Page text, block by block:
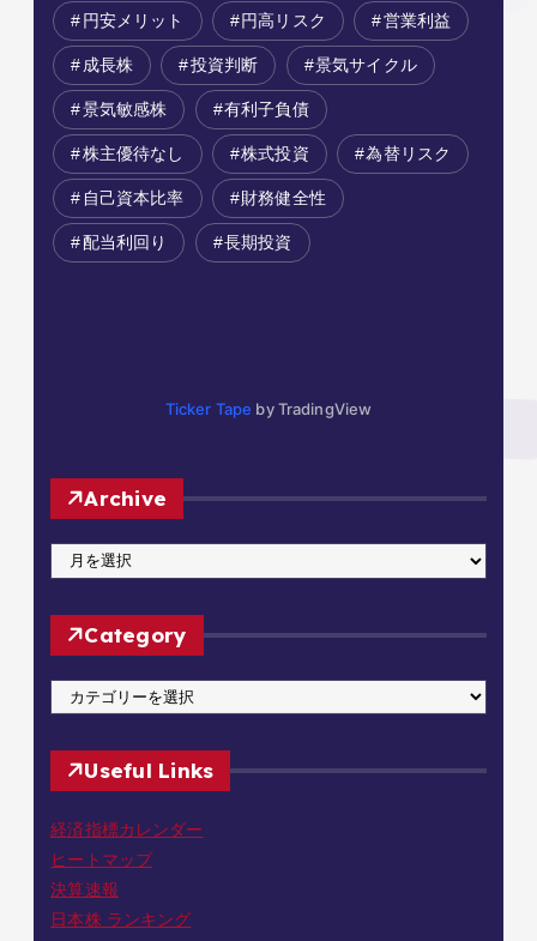
円安メリット 円高リスク 営業利益
成長株 投資判断 景気サイクル
景気敏感株 有利子負債
株主優待なし 株式投資 為替リスク
自己資本比率 財務健全性
配当利回り 長期投資
Ticker Tape by TradingView
Archive
c
i
Category
t
o
r
y
Useful Links
経済指標カレンダー
ヒートマップ
決算速報
日本株 ランキング